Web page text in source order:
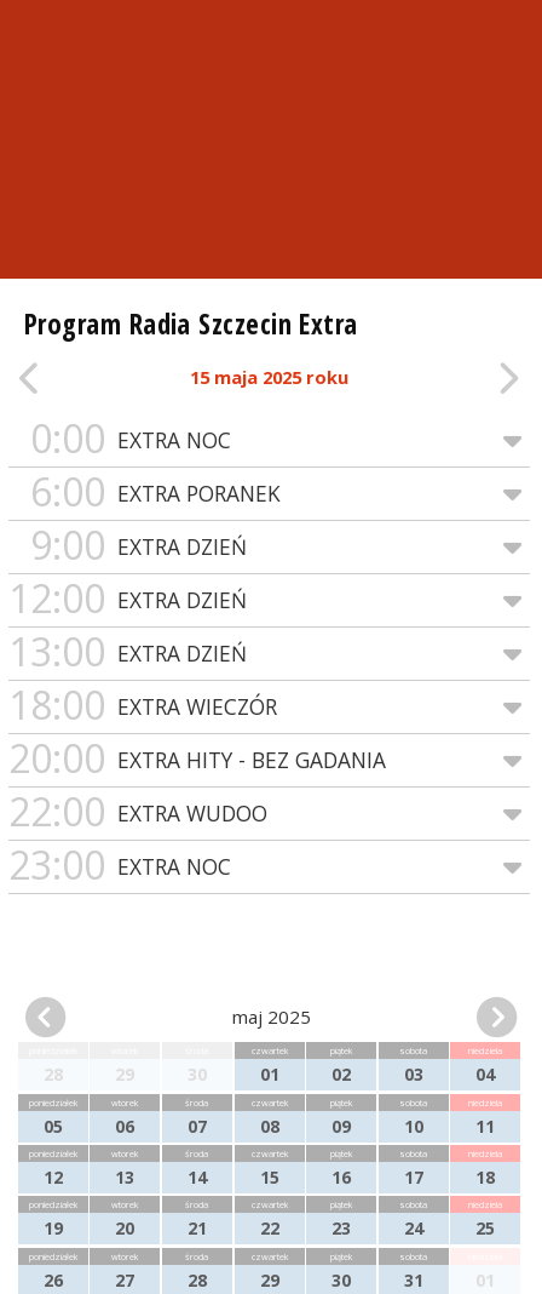
Program Radia Szczecin Extra
15 maja 2025 roku
0:00 EXTRA NOC
6:00 EXTRA PORANEK
9:00 EXTRA DZIEŃ
12:00 EXTRA DZIEŃ
13:00 EXTRA DZIEŃ
18:00 EXTRA WIECZÓR
20:00 EXTRA HITY - BEZ GADANIA
22:00 EXTRA WUDOO
23:00 EXTRA NOC
maj 2025
28 29 30
czwartek
01
piątek
02
sobota
03
niedziela
04
poniedziałek
05
wtorek
06
środa
07
czwartek
08
piątek
09
sobota
10
niedziela
11
poniedziałek
12
wtorek
13
środa
14
czwartek
15
piątek
16
sobota
17
niedziela
18
poniedziałek
19
wtorek
20
środa
21
czwartek
22
piątek
23
sobota
24
niedziela
25
poniedziałek
26
wtorek
27
środa
28
czwartek
29
piątek
30
sobota
31 01